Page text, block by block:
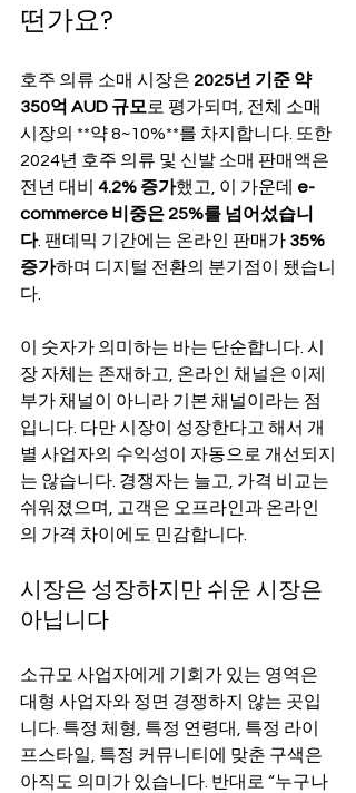
떤가요?
호주 의류 소매 시장은 2025년 기준 약
350억 AUD 규모로 평가되며, 전체 소매
시장의 **약 8~10%**를 차지합니다. 또한
2024년 호주 의류 및 신발 소매 판매액은
전년 대비 4.2% 증가했고, 이 가운데 e-
commerce 비중은 25%를 넘어섰습니
다. 팬데믹 기간에는 온라인 판매가 35%
증가하며 디지털 전환의 분기점이 됐습니
다.
이 숫자가 의미하는 바는 단순합니다. 시
장 자체는 존재하고, 온라인 채널은 이제
부가 채널이 아니라 기본 채널이라는 점
입니다. 다만 시장이 성장한다고 해서 개
별 사업자의 수익성이 자동으로 개선되지
는 않습니다. 경쟁자는 늘고, 가격 비교는
쉬워졌으며, 고객은 오프라인과 온라인
의 가격 차이에도 민감합니다.
시장은 성장하지만 쉬운 시장은
아닙니다
소규모 사업자에게 기회가 있는 영역은
대형 사업자와 정면 경쟁하지 않는 곳입
니다. 특정 체형, 특정 연령대, 특정 라이
프스타일, 특정 커뮤니티에 맞춘 구색은
아직도 의미가 있습니다. 반대로 “누구나